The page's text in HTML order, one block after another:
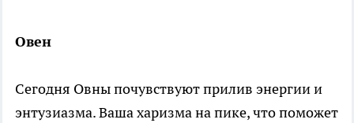
Овен
Сегодня Овны почувствуют прилив энергии и
энтузиазма. Ваша харизма на пике, что поможет